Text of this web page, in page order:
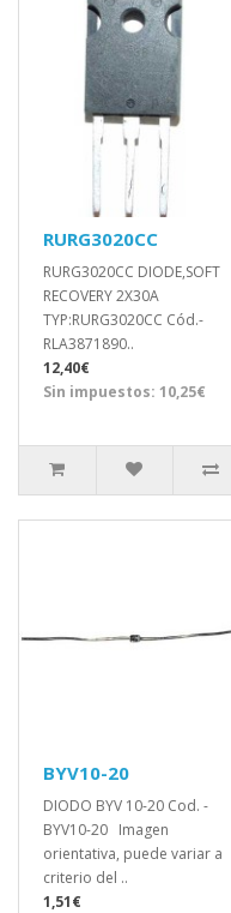
RURG3020CC
RURG3020CC DIODE,SOFT
RECOVERY 2X30A
TYP:RURG3020CC Cód.-
RLA3871890..
12,40€
Sin impuestos: 10,25€
BYV10-20
DIODO BYV 10-20 Cod. -
BYV10-20 Imagen
orientativa, puede variar a
criterio del ..
1,51€